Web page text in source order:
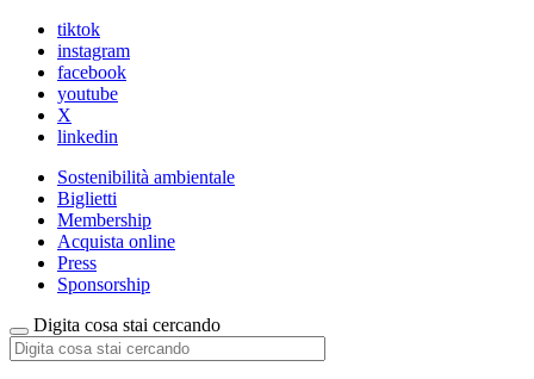
tiktok
instagram
facebook
youtube
X
linkedin
Sostenibilità ambientale
Biglietti
Membership
Acquista online
Press
Sponsorship
Digita cosa stai cercando